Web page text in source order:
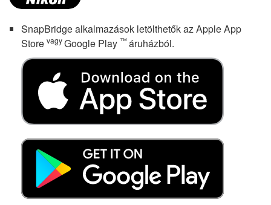
SnapBridge alkalmazások letölthetők az Apple App
Store vagyGoogle Play ™áruházból.